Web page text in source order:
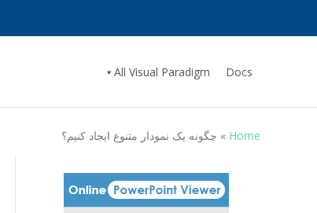
Docs
All Visual Paradigm
Home
» چگونه یک نمودار متنوع ایجاد کنیم؟